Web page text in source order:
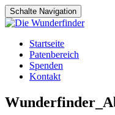
Schalte Navigation
Zum
Inhalt
springen
Startseite
Patenbereich
Spenden
Kontakt